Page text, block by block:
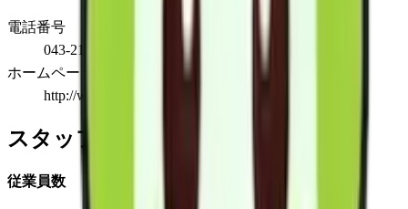
電話番号
043-214-1670
ホームページ
http://www.kt-group.co.jp
スタッフ情報
従業員数